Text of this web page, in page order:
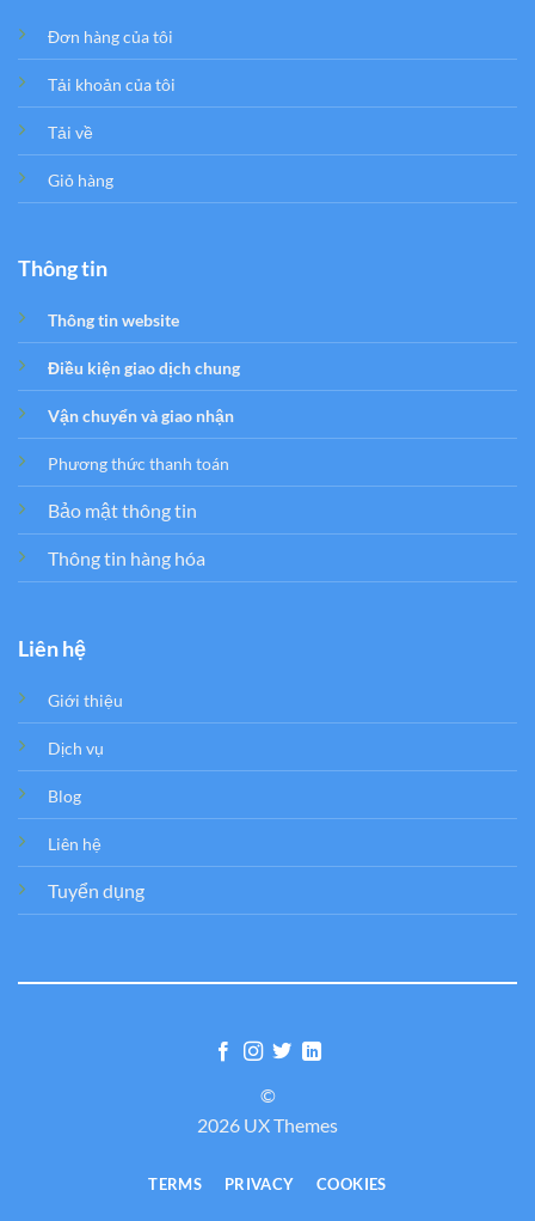
Đơn hàng của tôi
Tải khoản của tôi
Tải về
Giỏ hàng
Thông tin
Thông tin website
Điều kiện giao dịch chung
Vận chuyển và giao nhận
Phương thức thanh toán
Bảo mật thông tin
Thông tin hàng hóa
Liên hệ
Giới thiệu
Dịch vụ
Blog
Liên hệ
Tuyển dụng
©
2026 UX Themes
TERMS PRIVACY COOKIES